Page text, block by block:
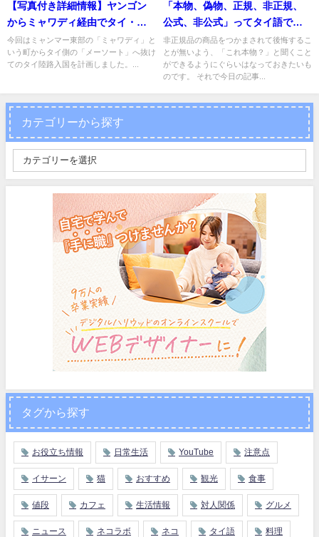
【写真付き詳細情報】ヤンゴン
からミャワディ経由でタイ・メ
ーソートへ入国する方法
今回はミャンマー東部の「ミャワディ」と
いう町からタイ側の「メーソート」へ抜け
てのタイ陸路入国を計画しました。...
「本物、偽物、正規、非正規、
公式、非公式」ってタイ語で何
て言えばいい？
非正規品の商品をつかまされて後悔するこ
とが無いよう、「これ本物？」と聞くこと
ができるようにぐらいはなっておきたいも
のです。 それで今日の記事...
カテゴリーから探す
タグから探す
お役立ち情報 日常生活 YouTube 注意点
イサーン 猫 おすすめ 観光 食事
値段 カフェ 生活情報 対人関係 グルメ
ニュース ネコラボ ネコ タイ語 料理